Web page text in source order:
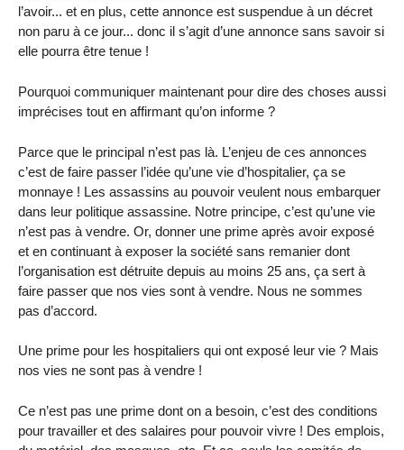
l’avoir... et en plus, cette annonce est suspendue à un décret
non paru à ce jour... donc il s’agit d’une annonce sans savoir si
elle pourra être tenue !
Pourquoi communiquer maintenant pour dire des choses aussi
imprécises tout en affirmant qu’on informe ?
Parce que le principal n’est pas là. L’enjeu de ces annonces
c’est de faire passer l’idée qu’une vie d’hospitalier, ça se
monnaye ! Les assassins au pouvoir veulent nous embarquer
dans leur politique assassine. Notre principe, c’est qu’une vie
n’est pas à vendre. Or, donner une prime après avoir exposé
et en continuant à exposer la société sans remanier dont
l’organisation est détruite depuis au moins 25 ans, ça sert à
faire passer que nos vies sont à vendre. Nous ne sommes
pas d’accord.
Une prime pour les hospitaliers qui ont exposé leur vie ? Mais
nos vies ne sont pas à vendre !
Ce n’est pas une prime dont on a besoin, c’est des conditions
pour travailler et des salaires pour pouvoir vivre ! Des emplois,